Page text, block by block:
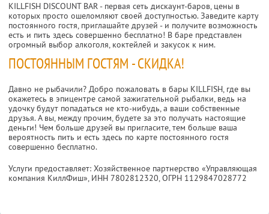
KILLFISH DISCOUNT BAR - первая сеть дискаунт-баров, цены в
которых просто ошеломляют своей доступностью. Заведите карту
постоянного гостя, приглашайте друзей - и получите возможность
есть и пить здесь совершенно бесплатно! В баре представлен
огромный выбор алкоголя, коктейлей и закусок к ним.
ПОСТОЯННЫМ ГОСТЯМ - СКИДКА!
Давно не рыбачили? Добро пожаловать в бары KILLFISH, где вы
окажетесь в эпицентре самой зажигательной рыбалки, ведь на
удочку будут попадаться не кто-нибудь, а ваши собственные
друзья. А вы, между прочим, будете за это получать настоящие
деньги! Чем больше друзей вы пригласите, тем больше ваша
вероятность пить и есть здесь по карте постоянного гостя
совершенно бесплатно.
Услуги предоставляет: Хозяйственное партнерство «Управляющая
компания КиллФиш», ИНН 7802812320, ОГРН 1129847028772